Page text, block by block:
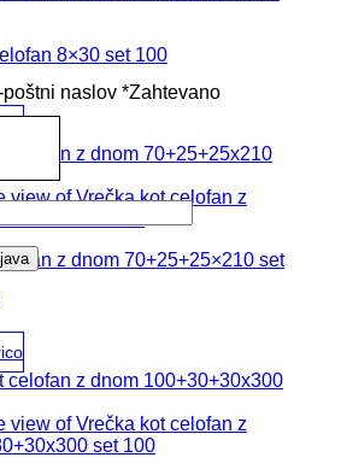
8×30 set 100
z dnom 70+25+25×210 set
naslov *Zahtevano